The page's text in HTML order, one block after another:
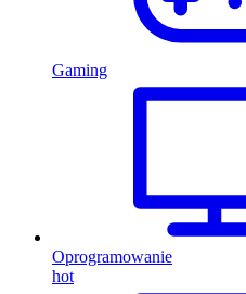
Gaming
Oprogramowanie
hot